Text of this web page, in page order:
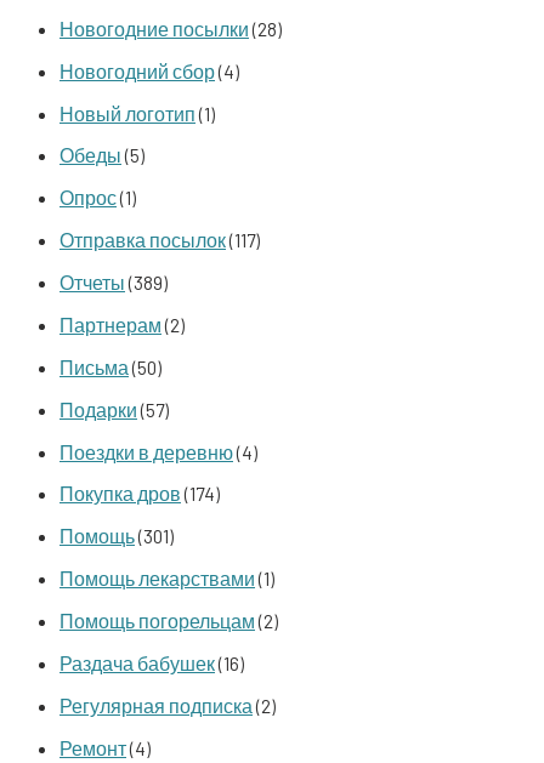
Новогодние посылки(28)
Новогодний сбор(4)
Новый логотип(1)
Обеды(5)
Опрос(1)
Отправка посылок(117)
Отчеты(389)
Партнерам(2)
Письма(50)
Подарки(57)
Поездки в деревню(4)
Покупка дров(174)
Помощь(301)
Помощь лекарствами(1)
Помощь погорельцам(2)
Раздача бабушек(16)
Регулярная подписка(2)
Ремонт(4)